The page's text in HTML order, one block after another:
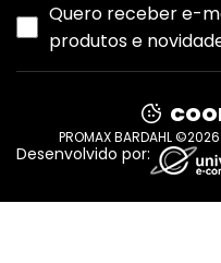
Quero receber e-
produtos e
PROMAX BARDAHL
Desenvolvido por: